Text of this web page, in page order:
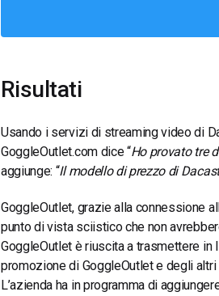
Risultati
Usando i servizi di streaming video di
GoggleOutlet.com dice“Ho provato tre
aggiunge: “Il modello di prezzo di
GoggleOutlet, grazie alla connessione
punto di vista sciistico che non
GoggleOutlet è riuscita a trasmettere
promozione di GoggleOutlet e degli
L’azienda ha in programma di